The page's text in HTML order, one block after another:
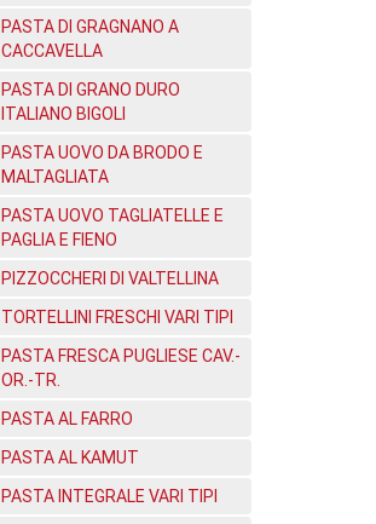
PASTA DI GRAGNANO A
CACCAVELLA
PASTA DI GRANO DURO
ITALIANO BIGOLI
PASTA UOVO DA BRODO E
MALTAGLIATA
PASTA UOVO TAGLIATELLE E
PAGLIA E FIENO
PIZZOCCHERI DI VALTELLINA
TORTELLINI FRESCHI VARI TIPI
PASTA FRESCA PUGLIESE CAV.-
OR.-TR.
PASTA AL FARRO
PASTA AL KAMUT
PASTA INTEGRALE VARI TIPI